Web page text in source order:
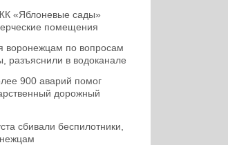
«Яблоневые сады»
помещения
воронежцам по вопросам
разъяснили в водоканале
900 аварий помог
дорожный
сбивали беспилотники,